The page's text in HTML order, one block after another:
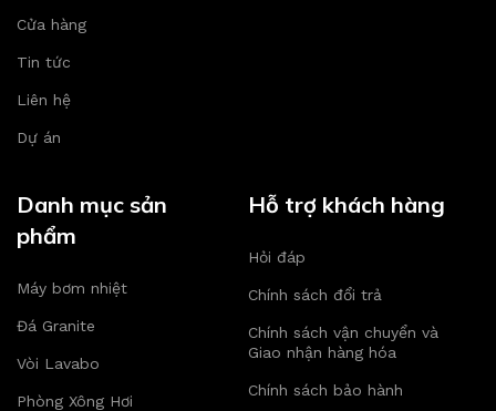
Cửa hàng
Tin tức
Liên hệ
Dự án
Danh mục sản
phẩm
Máy bơm nhiệt
Đá Granite
Vòi Lavabo
Phòng Xông Hơi
Hỗ trợ khách hàng
Hỏi đáp
Chính sách đổi trả
Chính sách vận chuyển và
Giao nhận hàng hóa
Chính sách bảo hành